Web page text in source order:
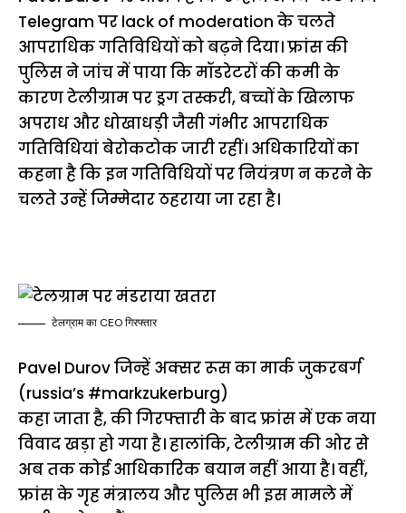
Telegram पर lack of moderation के चलते
आपराधिक गतिविधियों को बढ़ने दिया। फ्रांस की
पुलिस ने जांच में पाया कि मॉडरेटरों की कमी के
कारण टेलीग्राम पर ड्रग तस्करी, बच्चों के खिलाफ
अपराध और धोखाधड़ी जैसी गंभीर आपराधिक
गतिविधियां बेरोकटोक जारी रहीं। अधिकारियों का
कहना है कि इन गतिविधियों पर नियंत्रण न करने के
चलते उन्हें जिम्मेदार ठहराया जा रहा है।
टेलग्राम का CEO गिरफ्तार
Pavel Durov जिन्हें अक्सर रूस का मार्क जुकरबर्ग
(russia’s #markzukerburg)
कहा जाता है, की गिरफ्तारी के बाद फ्रांस में एक नया
विवाद खड़ा हो गया है। हालांकि, टेलीग्राम की ओर से
अब तक कोई आधिकारिक बयान नहीं आया है। वहीं,
फ्रांस के गृह मंत्रालय और पुलिस भी इस मामले में